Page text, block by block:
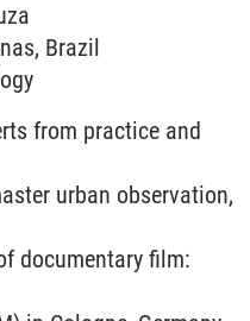
Brazil
from practice and
urban observation,
documentary film: